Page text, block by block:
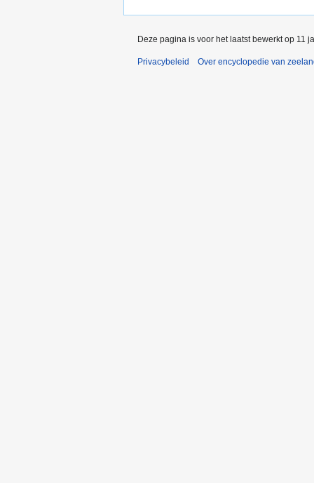
Deze pagina is voor het laatst bewerkt op 11
Privacybeleid Over encyclopedie van